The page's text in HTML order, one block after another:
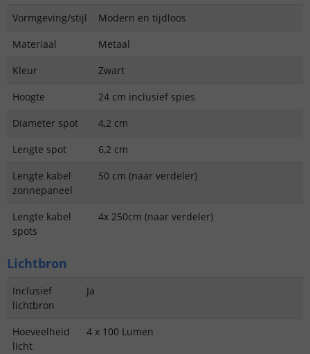
Vormgeving/stijl
Modern en tijdloos
Materiaal
Metaal
Kleur
Zwart
Hoogte
24 cm inclusief spies
Diameter spot
4,2 cm
Lengte spot
6,2 cm
Lengte kabel
zonnepaneel
50 cm (naar verdeler)
Lengte kabel
spots
4x 250cm (naar verdeler)
Lichtbron
Inclusief
lichtbron
Ja
Hoeveelheid
licht
4 x 100 Lumen